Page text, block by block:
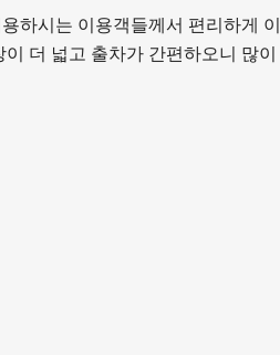
하시는 이용객들께서 편리하게
더 넓고 출차가 간편하오니 많